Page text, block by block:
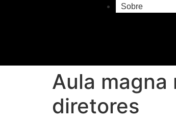
Sobre
Aula
diretores